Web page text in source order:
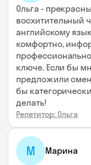
Ольга -
восхитительный
английскому
комфортно,
ключе. Если бы
предложили
бы
делать!
Репетитор: Ольга
М Марина